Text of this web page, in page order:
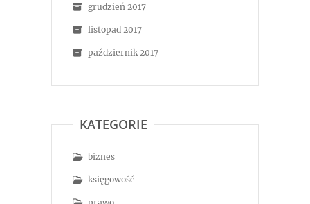
grudzień 2017
listopad 2017
październik 2017
KATEGORIE
biznes
księgowość